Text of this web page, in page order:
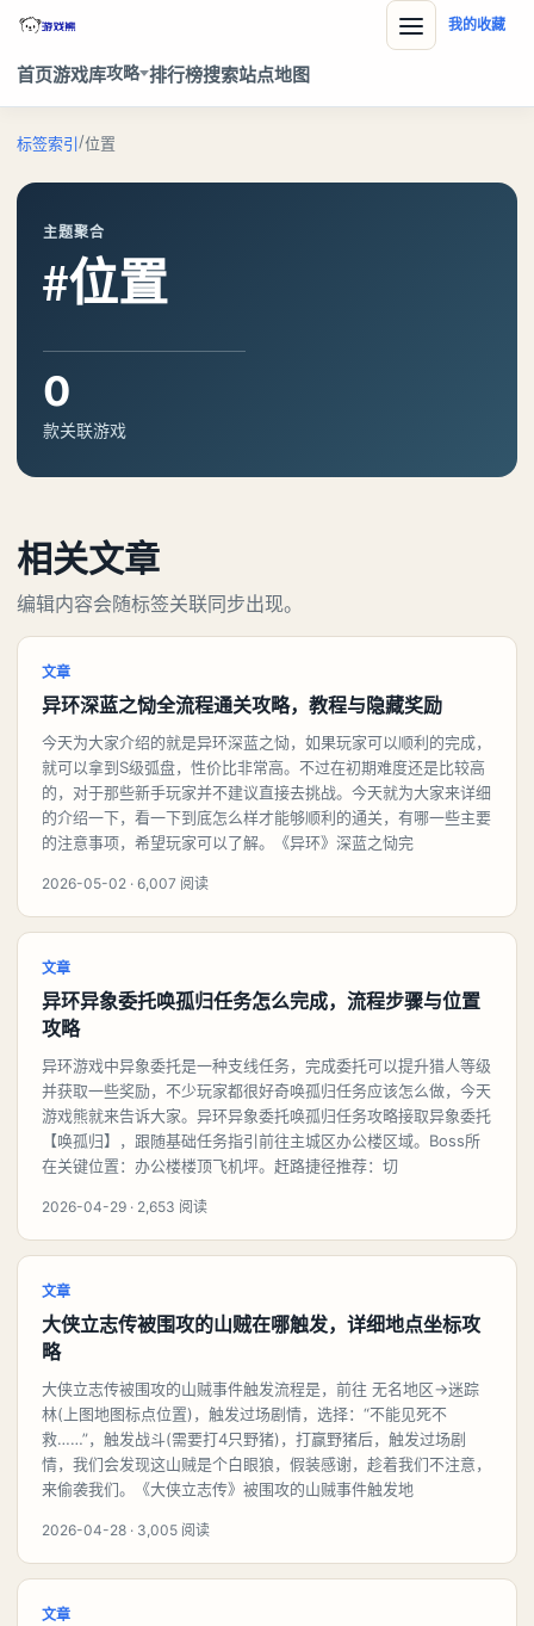
首页游戏库攻略 排行榜搜索站点地图
我的收藏
标签索引/位置
主题聚合
#位置
0
款关联游戏
相关文章
编辑内容会随标签关联同步出现。
文章
异环深蓝之恸全流程通关攻略，教程与隐藏奖励
今天为大家介绍的就是异环深蓝之恸，如果玩家可以顺利的完成，
就可以拿到S级弧盘，性价比非常高。不过在初期难度还是比较高
的，对于那些新手玩家并不建议直接去挑战。今天就为大家来详细
的介绍一下，看一下到底怎么样才能够顺利的通关，有哪一些主要
的注意事项，希望玩家可以了解。《异环》深蓝之恸完
2026-05-02 · 6,007 阅读
文章
异环异象委托唤孤归任务怎么完成，流程步骤与位置
攻略
异环游戏中异象委托是一种支线任务，完成委托可以提升猎人等级
并获取一些奖励，不少玩家都很好奇唤孤归任务应该怎么做，今天
游戏熊就来告诉大家。异环异象委托唤孤归任务攻略接取异象委托
【唤孤归】，跟随基础任务指引前往主城区办公楼区域。Boss所
在关键位置：办公楼楼顶飞机坪。赶路捷径推荐：切
2026-04-29 · 2,653 阅读
文章
大侠立志传被围攻的山贼在哪触发，详细地点坐标攻
略
大侠立志传被围攻的山贼事件触发流程是，前往 无名地区→迷踪
林(上图地图标点位置)，触发过场剧情，选择：“不能见死不
救……”，触发战斗(需要打4只野猪)，打赢野猪后，触发过场剧
情，我们会发现这山贼是个白眼狼，假装感谢，趁着我们不注意，
来偷袭我们。《大侠立志传》被围攻的山贼事件触发地
2026-04-28 · 3,005 阅读
文章